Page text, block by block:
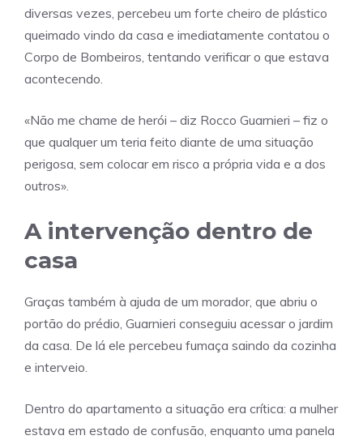
diversas vezes, percebeu um forte cheiro de plástico
queimado vindo da casa e imediatamente contatou o
Corpo de Bombeiros, tentando verificar o que estava
acontecendo.
«Não me chame de herói – diz Rocco Guarnieri – fiz o
que qualquer um teria feito diante de uma situação
perigosa, sem colocar em risco a própria vida e a dos
outros».
A intervenção dentro de
casa
Graças também à ajuda de um morador, que abriu o
portão do prédio, Guarnieri conseguiu acessar o jardim
da casa. De lá ele percebeu fumaça saindo da cozinha
e interveio.
Dentro do apartamento a situação era crítica: a mulher
estava em estado de confusão, enquanto uma panela